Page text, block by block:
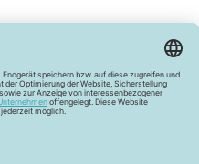
Vertrag widerrufen